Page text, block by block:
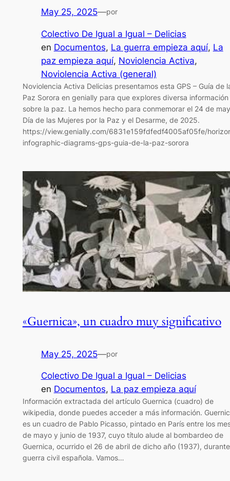
May 25, 2025—por
Colectivo De Igual a Igual – Delicias
en Documentos, La guerra empieza aquí, La
paz empieza aquí, Noviolencia Activa
Noviolencia Activa (general)
Noviolencia Activa Delicias presentamos esta GPS – Guía de
Paz Sorora en genially para que explores diversa información
sobre la paz. La hemos hecho para conmemorar el 24 de
Día de las Mujeres por la Paz y el Desarme, de 2025.
https://view.genially.com/6831e159fdfedf4005af05fe/
infographic-diagrams-gps-guia-de-la-paz-sorora
«Guernica», un cuadro muy significativo
May 25, 2025—por
Colectivo De Igual a Igual – Delicias
en Documentos, La paz empieza aquí
Información extractada del artículo Guernica (cuadro) de
wikipedia, donde puedes acceder a más información.
es un cuadro de Pablo Picasso, pintado en París entre los
de mayo y junio de 1937, cuyo título alude al bombardeo de
Guernica, ocurrido el 26 de abril de dicho año (1937),
guerra civil española. Vamos…